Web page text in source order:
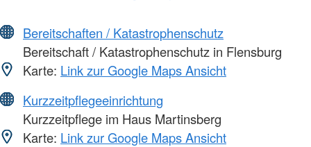
Bereitschaften / Katastrophenschutz
Bereitschaft / Katastrophenschutz in Flensburg
Karte: Link zur Google Maps Ansicht
Kurzzeitpflegeeinrichtung
Kurzzeitpflege im Haus Martinsberg
Karte: Link zur Google Maps Ansicht